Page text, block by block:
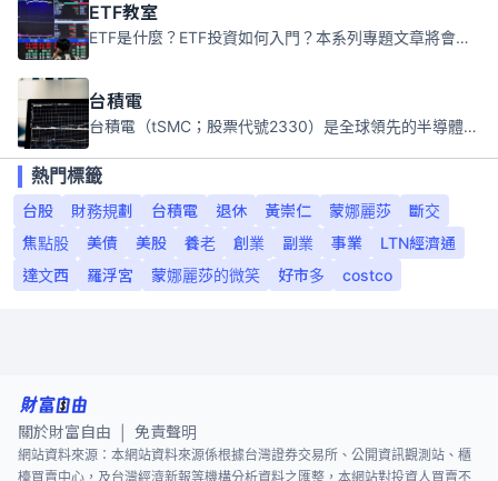
ETF教室
ETF是什麼？ETF投資如何入門？本系列專題文章將會告訴你新手必須知道的ETF基礎知識。
台積電
台積電（tSMC；股票代號2330）是全球領先的半導體代工公司，成立於1987年，總部位於台灣新竹。且已於美國、日本、德國及中國設廠，台積電是全球首家專業積體電路製造服務公司，也是全球最先進和最大規模的半導體代工廠。
熱門標籤
台股
財務規劃 台積電 退休 黃崇仁 蒙娜麗莎
斷交
焦點股
美債 美股 養老 創業 副業 事業
LTN經濟通
達文西
羅浮宮 蒙娜麗莎的微笑 好市多 costco
關於財富自由 免責聲明
網站資料來源：本網站資料來源係根據台灣證券交易所、公開資訊觀測站、櫃
檯買賣中心，及台灣經濟新報等機構分析資料之匯整，本網站對投資人買賣不